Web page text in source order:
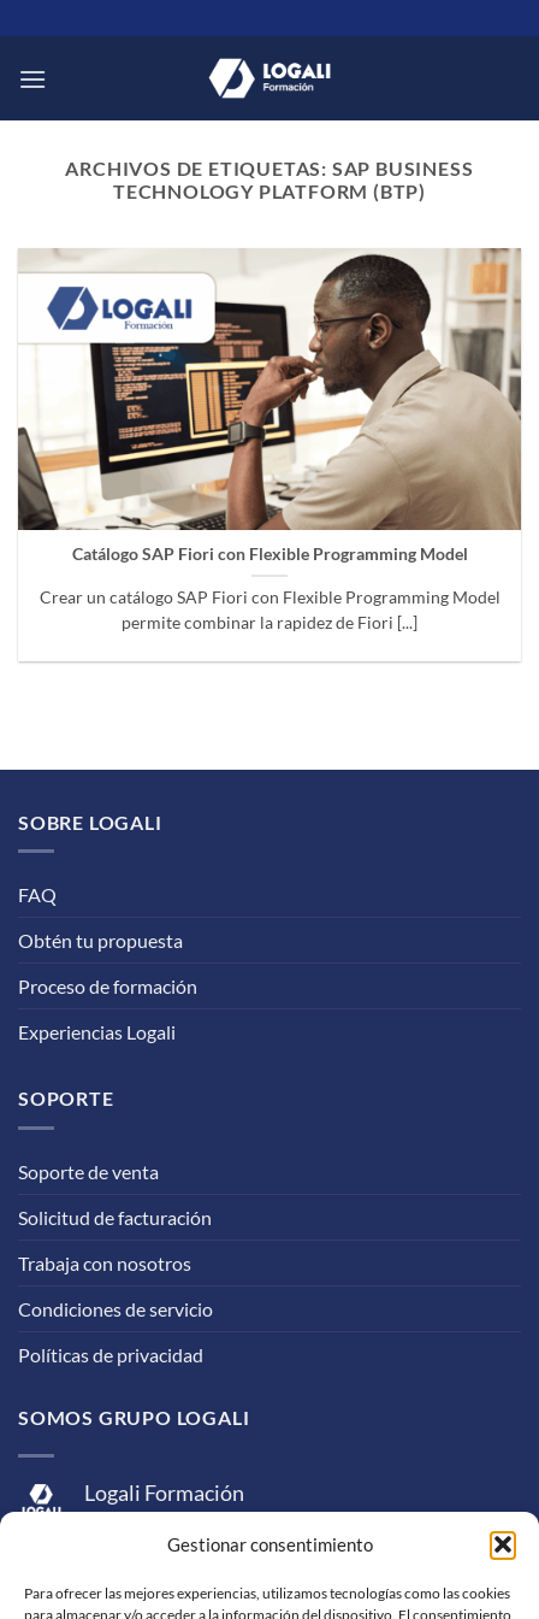
Gestionar consentimiento
Para ofrecer las mejores experiencias, utilizamos tecnologías como las cookies
para almacenar y/o acceder a la información del dispositivo. El consentimiento
al
contenido
ARCHIVOS DE ETIQUETAS: SAP BUSINESS
TECHNOLOGY PLATFORM (BTP)
Catálogo SAP Fiori con Flexible Programming Model
Crear un catálogo SAP Fiori con Flexible Programming Model
permite combinar la rapidez de Fiori [...]
SOBRE LOGALI
FAQ
Obtén tu propuesta
Proceso de formación
Experiencias Logali
SOPORTE
Soporte de venta
Solicitud de facturación
Trabaja con nosotros
Condiciones de servicio
Políticas de privacidad
SOMOS GRUPO LOGALI
Logali Formación
Logali Consultoría
Logali Ingeniería